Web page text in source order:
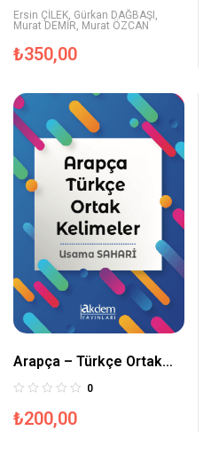
Ersin ÇİLEK, Gürkan DAĞBAŞI ,
Murat DEMİR, Murat ÖZCAN
₺350,00
Arapça – Türkçe Ortak
Kelimeler
0
₺200,00